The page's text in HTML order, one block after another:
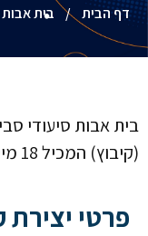
דף הבית / בית
בית אבות סיעודי
(קיבוץ) המכיל 18 מיטות ב-1 מחלקות: מחלקה סיעודית
פרטי